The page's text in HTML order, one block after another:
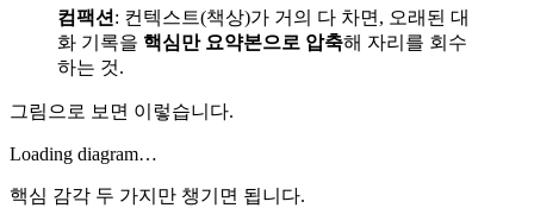
컴팩션 : 컨텍스트(책상)가 거의 다 차면, 오래된 대
화 기록을 핵심만 요약본으로 압축해 자리를 회수
하는 것.
그림으로 보면 이렇습니다.
Loading diagram…
핵심 감각 두 가지만 챙기면 됩니다.